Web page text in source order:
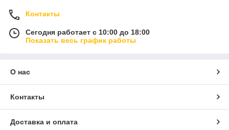
Контакты
Сегодня работает с 10:00 до 18:00
Показать весь график работы
О нас
Контакты
Доставка и оплата